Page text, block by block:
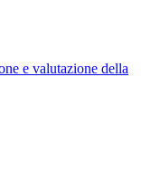
e valutazione della